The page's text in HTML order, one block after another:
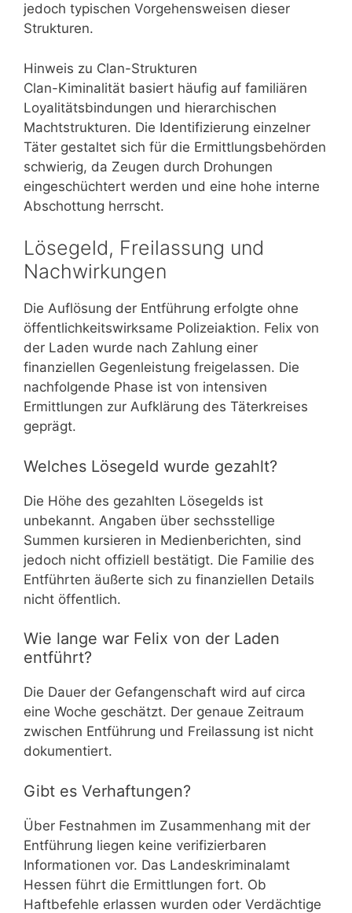
jedoch typischen Vorgehensweisen dieser
Strukturen.
Hinweis zu Clan-Strukturen
Clan-Kiminalität basiert häufig auf familiären
Loyalitätsbindungen und hierarchischen
Machtstrukturen. Die Identifizierung einzelner
Täter gestaltet sich für die Ermittlungsbehörden
schwierig, da Zeugen durch Drohungen
eingeschüchtert werden und eine hohe interne
Abschottung herrscht.
Lösegeld, Freilassung und
Nachwirkungen
Die Auflösung der Entführung erfolgte ohne
öffentlichkeitswirksame Polizeiaktion. Felix von
der Laden wurde nach Zahlung einer
finanziellen Gegenleistung freigelassen. Die
nachfolgende Phase ist von intensiven
Ermittlungen zur Aufklärung des Täterkreises
geprägt.
Welches Lösegeld wurde gezahlt?
Die Höhe des gezahlten Lösegelds ist
unbekannt. Angaben über sechsstellige
Summen kursieren in Medienberichten, sind
jedoch nicht offiziell bestätigt. Die Familie des
Entführten äußerte sich zu finanziellen Details
nicht öffentlich.
Wie lange war Felix von der Laden
entführt?
Die Dauer der Gefangenschaft wird auf circa
eine Woche geschätzt. Der genaue Zeitraum
zwischen Entführung und Freilassung ist nicht
dokumentiert.
Gibt es Verhaftungen?
Über Festnahmen im Zusammenhang mit der
Entführung liegen keine verifizierbaren
Informationen vor. Das Landeskriminalamt
Hessen führt die Ermittlungen fort. Ob
Haftbefehle erlassen wurden oder Verdächtige